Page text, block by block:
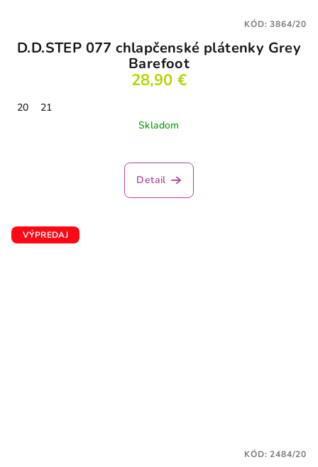
D.D.STEP 077 chlapčenské plátenky Grey
Barefoot
28,90 €
20
21
Skladom
Detail
KÓD:3864/20
VÝPREDAJ
KÓD:2484/20